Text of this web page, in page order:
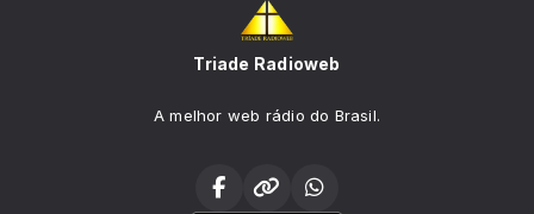
Triade Radioweb
A melhor web rádio do Brasil.